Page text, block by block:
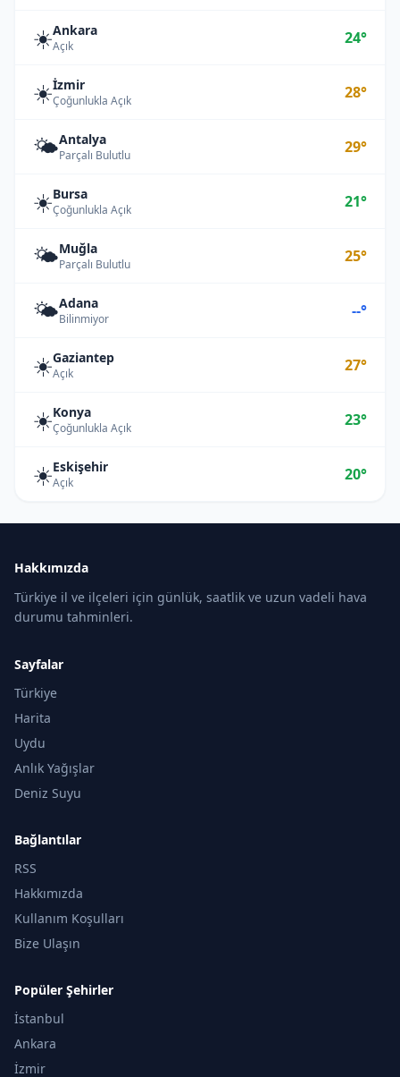
☀️Ankara
Açık 24°
☀️İzmir
Çoğunlukla Açık 28°
🌤️Antalya
Parçalı Bulutlu 29°
☀️Bursa
Çoğunlukla Açık 21°
🌤️Muğla
Parçalı Bulutlu 25°
🌤️Adana
Bilinmiyor --°
☀️Gaziantep
Açık 27°
☀️Konya
Çoğunlukla Açık 23°
☀️Eskişehir
Açık 20°
Hakkımızda
Türkiye il ve ilçeleri için günlük, saatlik ve uzun vadeli hava
durumu tahminleri.
Sayfalar
Türkiye
Harita
Uydu
Anlık Yağışlar
Deniz Suyu
Bağlantılar
RSS
Hakkımızda
Kullanım Koşulları
Bize Ulaşın
Popüler Şehirler
İstanbul
Ankara
İzmir